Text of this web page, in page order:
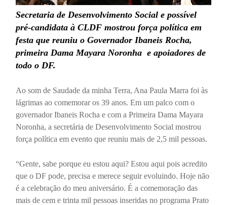
Secretaria de Desenvolvimento Social e possível
pré-candidata à CLDF mostrou força política em
festa que reuniu o Governador Ibaneis Rocha,
primeira Dama Mayara Noronha e apoiadores de
todo o DF.
Ao som de Saudade da minha Terra, Ana Paula Marra foi às
lágrimas ao comemorar os 39 anos. Em um palco com o
governador Ibaneis Rocha e com a Primeira Dama Mayara
Noronha, a secretária de Desenvolvimento Social mostrou
força política em evento que reuniu mais de 2,5 mil pessoas.
“Gente, sabe porque eu estou aqui? Estou aqui pois acredito
que o DF pode, precisa e merece seguir evoluindo. Hoje não
é a celebração do meu aniversário. É a comemoração das
mais de cem e trinta mil pessoas inseridas no programa Prato